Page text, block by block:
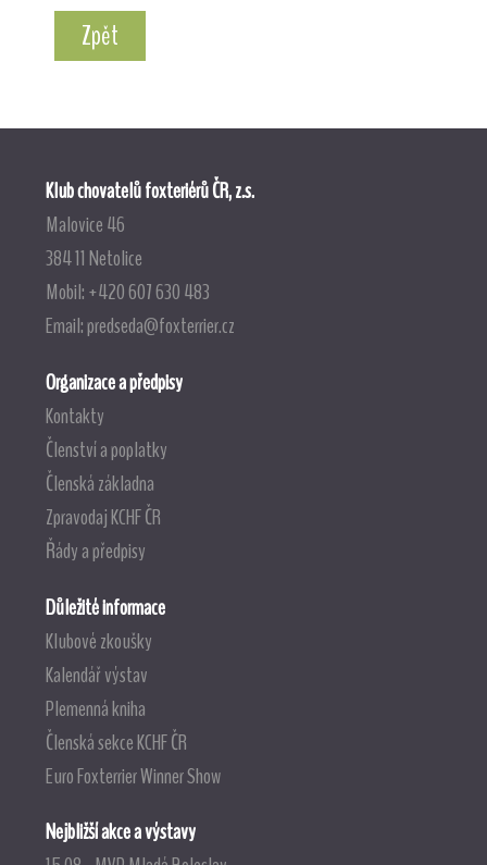
Zpět
Klub chovatelů foxteriérů ČR, z.s.
Malovice 46
384 11 Netolice
Mobil: +420 607 630 483
Email:predseda@foxterrier.cz
Organizace a předpisy
Kontakty
Členství a poplatky
Členská základna
Zpravodaj KCHF ČR
Řády a předpisy
Důležité informace
Klubové zkoušky
Kalendář výstav
Plemenná kniha
Členská sekce KCHF ČR
Euro Foxterrier Winner Show
Nejbližší akce a výstavy